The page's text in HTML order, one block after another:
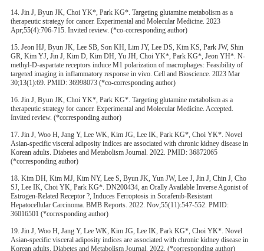
14. Jin J, Byun JK, Choi YK*, Park KG*. Targeting glutamine metabolism as a
therapeutic strategy for cancer. Experimental and Molecular Medicine. 2023
Apr;55(4):706-715. Invited review. (*co-corresponding author)
15. Jeon HJ, Byun JK, Lee SB, Son KH, Lim JY, Lee DS, Kim KS, Park JW, Shin
GR, Kim YJ, Jin J, Kim D, Kim DH, Yu JH, Choi YK*, Park KG*, Jeon YH*. N-
methyl-D-aspartate receptors induce M1 polarization of macrophages: Feasibility of
targeted imaging in inflammatory response in vivo. Cell and Bioscience. 2023 Mar
30;13(1):69. PMID: 36998073 (*co-corresponding author)
16. Jin J, Byun JK, Choi YK*, Park KG*. Targeting glutamine metabolism as a
therapeutic strategy for cancer. Experimental and Molecular Medicine. Accepted.
Invited review. (*corresponding author)
17. Jin J, Woo H, Jang Y, Lee WK, Kim JG, Lee IK, Park KG*, Choi YK*. Novel
Asian-specific visceral adiposity indices are associated with chronic kidney disease in
Korean adults. Diabetes and Metabolism Journal. 2022. PMID: 36872065
(*corresponding author)
18. Kim DH, Kim MJ, Kim NY, Lee S, Byun JK, Yun JW, Lee J, Jin J, Chin J, Cho
SJ, Lee IK, Choi YK, Park KG*. DN200434, an Orally Available Inverse Agonist of
Estrogen-Related Receptor ?, Induces Ferroptosis in Sorafenib-Resistant
Hepatocellular Carcinoma. BMB Reports. 2022. Nov;55(11):547-552. PMID:
36016501 (*corresponding author)
19. Jin J, Woo H, Jang Y, Lee WK, Kim JG, Lee IK, Park KG*, Choi YK*. Novel
Asian-specific visceral adiposity indices are associated with chronic kidney disease in
Korean adults. Diabetes and Metabolism Journal. 2022. (*corresponding author)